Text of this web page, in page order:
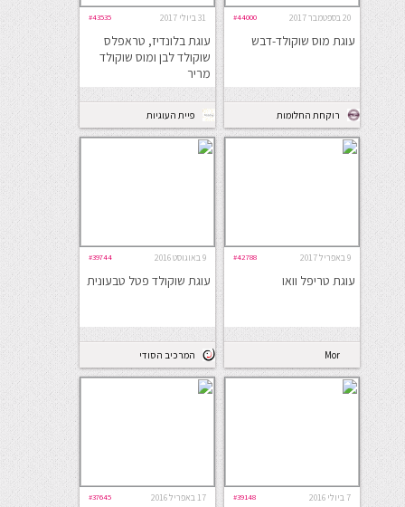
20 בספטמבר 2017 #44000
עוגת מוס שוקולד-דבש
רוקחת החלומות
31 ביולי 2017 #43535
עוגת בלונדיז, טראפלס
שוקולד לבן ומוס שוקולד
מריר
פיית העוגיות
9 באפריל 2017 #42788
עוגת טריפל וואו
Mor
9 באוגוסט 2016 #39744
עוגת שוקולד פטל טבעונית
המרכיב הסודי
7 ביולי 2016 #39148 17 באפריל 2016 #37645